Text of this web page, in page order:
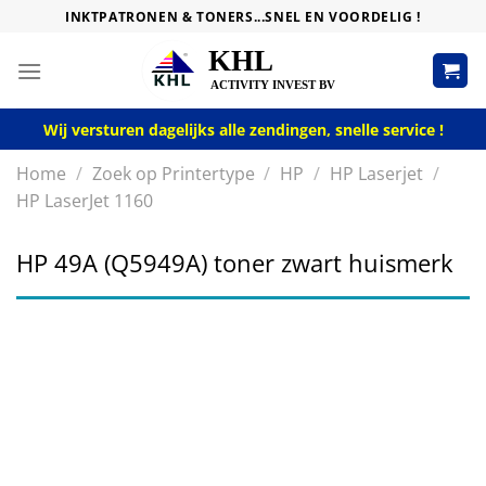
content
INKTPATRONEN & TONERS...SNEL EN VOORDELIG !
Wij versturen dagelijks alle zendingen, snelle service !
Home / Zoek op Printertype / HP / HP Laserjet /
HP LaserJet 1160
HP 49A (Q5949A) toner zwart huismerk